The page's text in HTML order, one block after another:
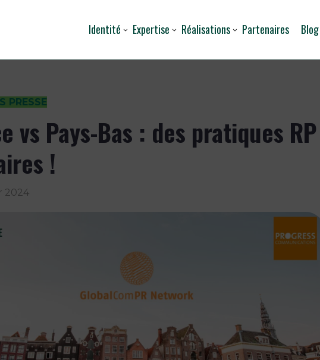
Identité Expertise Réalisations Partenaires Blog
PRESSE
vs Pays-Bas : des pratiques RP
!
2024